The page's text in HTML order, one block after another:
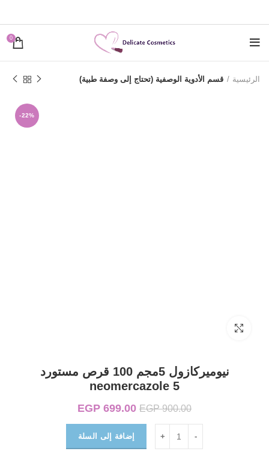
0
الرئيسية قسم الأدوية الوصفية (تحتاج إلى وصفة طبية)
-22%
نيوميركازول 5مجم 100 قرص مستورد
neomercazole 5
EGP900.00
السعر الأصلي هو:
EGP 900.00.
EGP 699.00
EGP 699.00.
إضافة إلى السلة